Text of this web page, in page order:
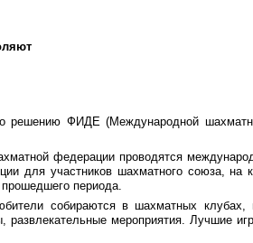
решению ФИДЕ (Международной
федерации проводятся
для участников шахматного союза, на
периода.
собираются в шахматных клубах,
мероприятия. Лучшие